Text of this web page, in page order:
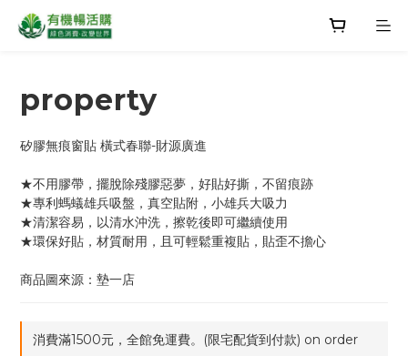
property
矽膠無痕窗貼 橫式春聯-財源廣進
★不用膠帶，擺脫除殘膠惡夢，好貼好撕，不留痕跡
★專利螞蟻雄兵吸盤，真空貼附，小雄兵大吸力
★清潔容易，以清水沖洗，擦乾後即可繼續使用
★環保好貼，材質耐用，且可輕鬆重複貼，貼歪不擔心
商品圖來源：墊一店
消費滿1500元，全館免運費。(限宅配貨到付款) on order